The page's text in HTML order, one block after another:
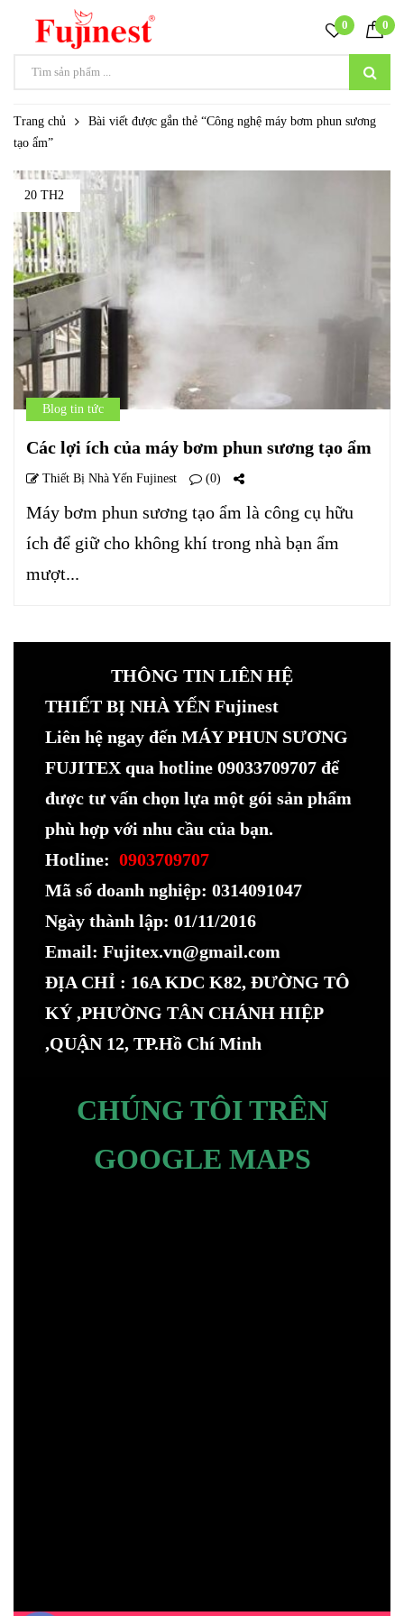
0 0
Trang chủ
Bài viết được gắn thẻ “Công nghệ máy bơm phun sương
tạo ẩm”
20 TH2
Blog tin tức
Các lợi ích của máy bơm phun sương tạo ẩm
Thiết Bị Nhà Yến Fujinest (0)
Máy bơm phun sương tạo ẩm là công cụ hữu
ích để giữ cho không khí trong nhà bạn ẩm
mượt...
THÔNG TIN LIÊN HỆ
THIẾT BỊ NHÀ YẾN Fujinest
Liên hệ ngay đến MÁY PHUN SƯƠNG
FUJITEX qua hotline 09033709707 để
được tư vấn chọn lựa một gói sản phẩm
phù hợp với nhu cầu của bạn.
Hotline: 0903709707
Mã số doanh nghiệp: 0314091047
Ngày thành lập: 01/11/2016
Email: Fujitex.vn@gmail.com
ĐỊA CHỈ : 16A KDC K82, ĐƯỜNG TÔ
KÝ ,PHƯỜNG TÂN CHÁNH HIỆP
,QUẬN 12, TP.Hồ Chí Minh
CHÚNG TÔI TRÊN
GOOGLE MAPS